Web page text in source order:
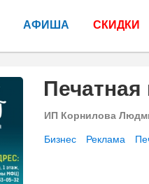
АФИША СКИДКИ
ИП Корнилова
Бизнес Реклама